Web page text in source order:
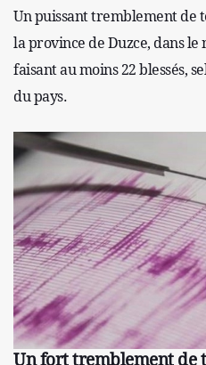
Un puissant tremblement de
la province de Duzce, dans
faisant au moins 22 blessés,
du pays.
Un fort tremblement de